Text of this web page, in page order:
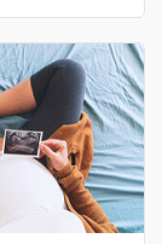
210 günlük
namizədi 7 aylıq